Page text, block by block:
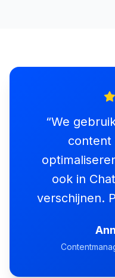
“We
content
ook in
verschijnen.